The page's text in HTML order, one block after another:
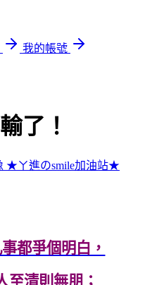
我的帳號
了！
★ㄚ進のsmile加油站★
都爭個明白，
至清則無朋；